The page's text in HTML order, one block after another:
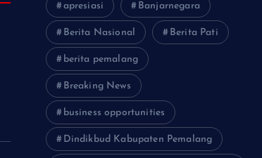
apresiasi Banjarnegara
Berita Nasional Berita Pati
berita pemalang
Breaking News
business opportunities
Dindikbud Kabupaten Pemalang